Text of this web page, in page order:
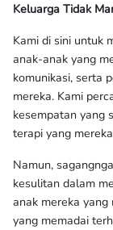
Keluarga Tidak
Kami di sini untuk
anak-anak yang
komunikasi, serta
mereka. Kami
kesempatan yang
terapi yang
Namun,
kesulitan dalam
anak mereka
yang memadai